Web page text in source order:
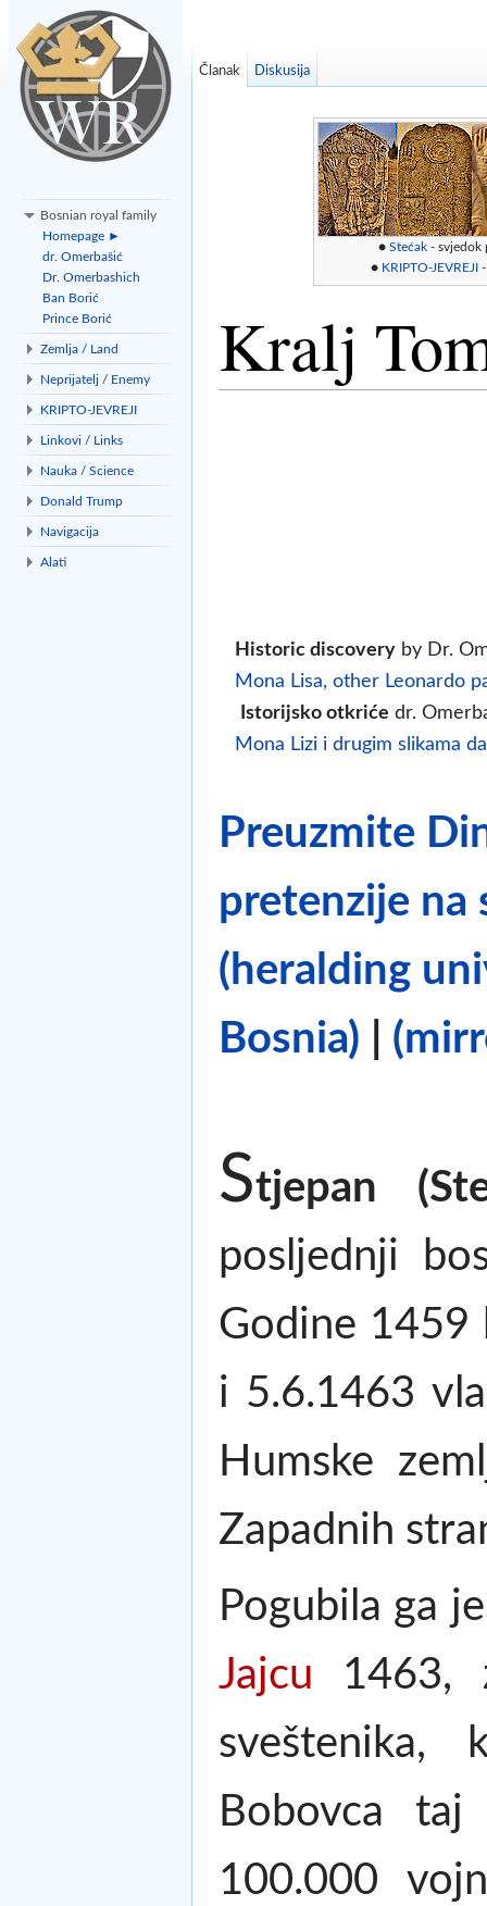
●Stećak - svjedok
● KRIPTO-JEVREJI
Kralj
Historic discovery by Dr.
Mona Lisa, other Leonardo
Istorijsko otkriće dr.
Mona Lizi i drugim slikama
Preuzmite
pretenzije na
(heralding
Bosnia)
Stjepan
posljednji
Godine 1459
i 5.6.1463
Humske
Zapadnih
Pogubila ga
Jajcu 1463,
sveštenika,
Bobovca
100.000
Članak Diskusija
Bosnian royal family
Homepage ►
dr. Omerbašić
Dr. Omerbashich
Ban Borić
Prince Borić
Zemlja / Land
Neprijatelj / Enemy
KRIPTO-JEVREJI
Linkovi / Links
Nauka / Science
Donald Trump
Navigacija
Alati